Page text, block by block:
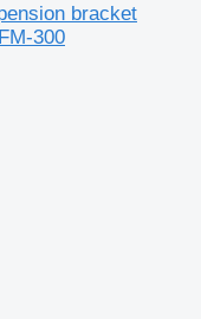
bracket
300